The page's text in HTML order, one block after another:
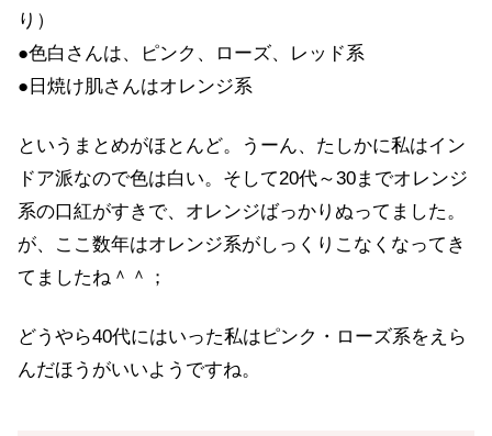
り）
●色白さんは、ピンク、ローズ、レッド系
●日焼け肌さんはオレンジ系
というまとめがほとんど。うーん、たしかに私はイン
ドア派なので色は白い。そして20代～30までオレンジ
系の口紅がすきで、オレンジばっかりぬってました。
が、ここ数年はオレンジ系がしっくりこなくなってき
てましたね＾＾；
どうやら40代にはいった私はピンク・ローズ系をえら
んだほうがいいようですね。